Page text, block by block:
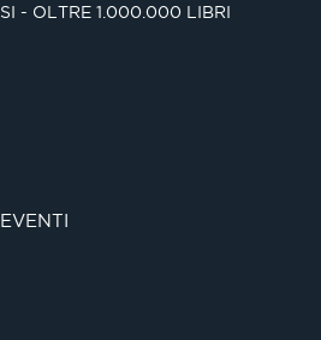
- OLTRE 1.000.000 LIBRI